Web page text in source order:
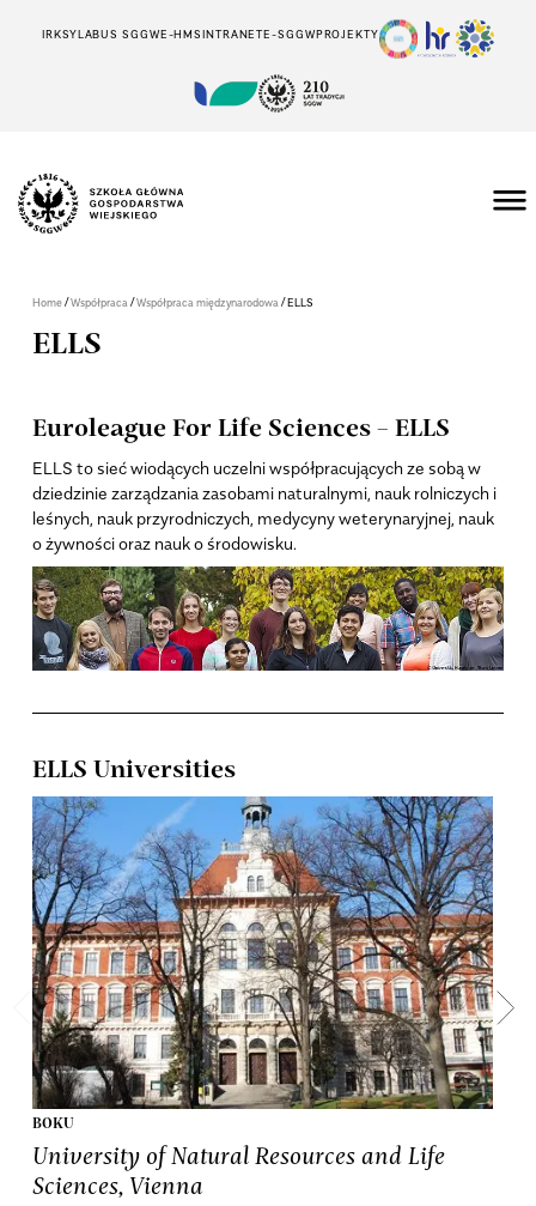
IRKSYLABUS SGGWE-HMSINTRANETE-SGGWPROJEKTY
Home/Współpraca/Współpraca międzynarodowa/ELLS
ELLS
Euroleague For Life Sciences – ELLS
ELLS to sieć wiodących uczelni współpracujących ze sobą w
dziedzinie zarządzania zasobami naturalnymi, nauk rolniczych i
leśnych, nauk przyrodniczych, medycyny weterynaryjnej, nauk
o żywności oraz nauk o środowisku.
ELLS Universities
BOKU
University of Natural Resources and Life
Sciences, Vienna